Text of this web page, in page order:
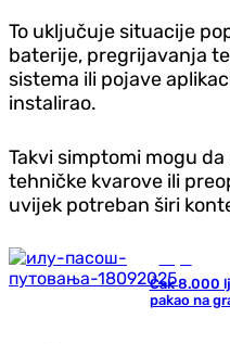
To uključuje situacije
baterije, pregrijavanja
sistema ili pojave
instalirao.
Takvi simptomi mogu
tehničke kvarove ili
uvijek potreban širi
Čak 8.000
pakao na